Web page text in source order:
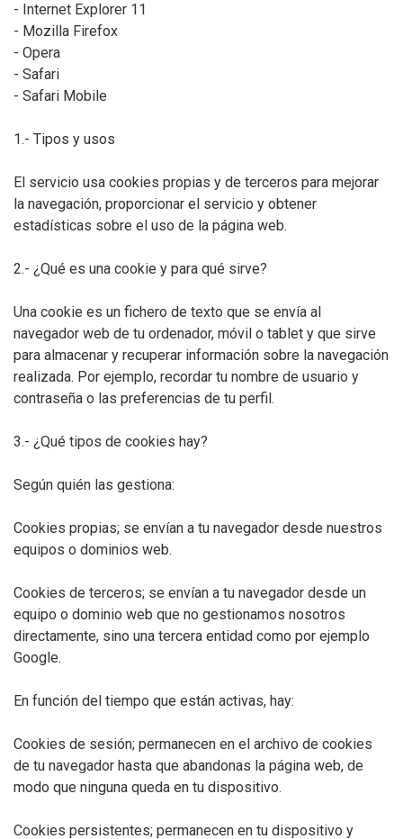
- Internet Explorer 11
- Mozilla Firefox
- Opera
- Safari
- Safari Mobile
1.- Tipos y usos
El servicio usa cookies propias y de terceros para mejorar
la navegación, proporcionar el servicio y obtener
estadísticas sobre el uso de la página web.
2.- ¿Qué es una cookie y para qué sirve?
Una cookie es un fichero de texto que se envía al
navegador web de tu ordenador, móvil o tablet y que sirve
para almacenar y recuperar información sobre la navegación
realizada. Por ejemplo, recordar tu nombre de usuario y
contraseña o las preferencias de tu perfil.
3.- ¿Qué tipos de cookies hay?
Según quién las gestiona:
Cookies propias; se envían a tu navegador desde nuestros
equipos o dominios web.
Cookies de terceros; se envían a tu navegador desde un
equipo o dominio web que no gestionamos nosotros
directamente, sino una tercera entidad como por ejemplo
Google.
En función del tiempo que están activas, hay:
Cookies de sesión; permanecen en el archivo de cookies
de tu navegador hasta que abandonas la página web, de
modo que ninguna queda en tu dispositivo.
Cookies persistentes; permanecen en tu dispositivo y